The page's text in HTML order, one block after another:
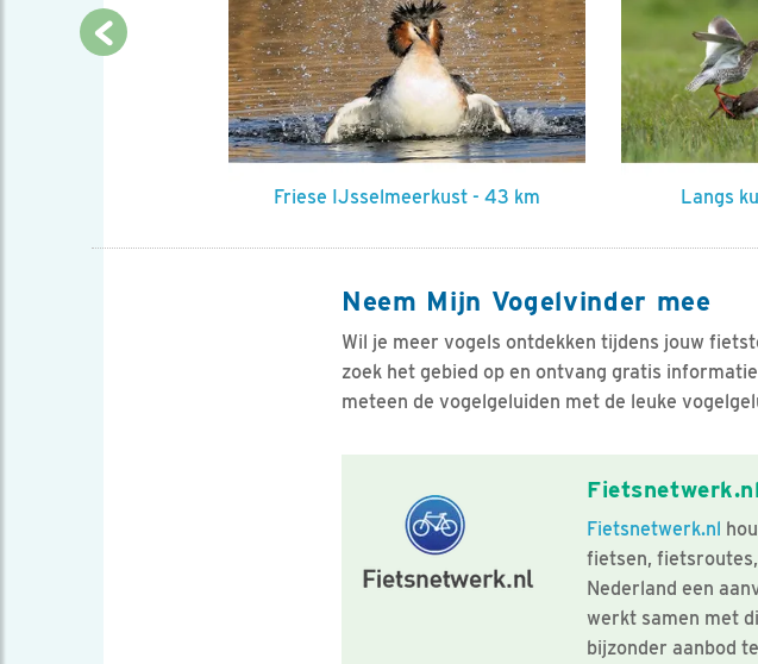
Friese IJsselmeerkust - 43 km Langs
Neem Mijn Vogelvinder mee
Wil je meer vogels ontdekken tijdens jouw
zoek het gebied op en ontvang gratis
meteen de vogelgeluiden met de leuke
Fietsnetwerk.nl
Fietsnetwerk.nl
fietsen,
Nederland een
werkt samen met
bijzonder aanbod